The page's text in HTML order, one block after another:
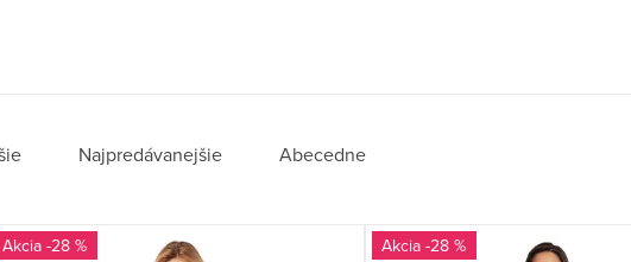
Najpredávanejšie Abecedne
-28 % -28 %